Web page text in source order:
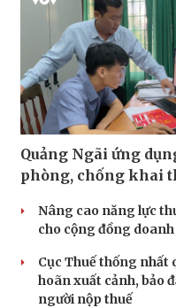
Quảng Ngãi ứng
phòng, chống khai
Nâng cao năng lực
cho cộng đồng
Cục Thuế thống nhất
hoãn xuất cảnh, bảo
người nộp thuế